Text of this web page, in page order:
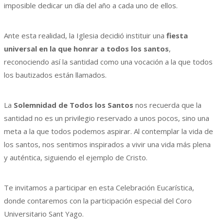
imposible dedicar un día del año a cada uno de ellos.
Ante esta realidad, la Iglesia decidió instituir una fiesta
universal en la que honrar a todos los santos,
reconociendo así la santidad como una vocación a la que todos
los bautizados están llamados.
La Solemnidad de Todos los Santos nos recuerda que la
santidad no es un privilegio reservado a unos pocos, sino una
meta a la que todos podemos aspirar. Al contemplar la vida de
los santos, nos sentimos inspirados a vivir una vida más plena
y auténtica, siguiendo el ejemplo de Cristo.
Te invitamos a participar en esta Celebración Eucarística,
donde contaremos con la participación especial del Coro
Universitario Sant Yago.